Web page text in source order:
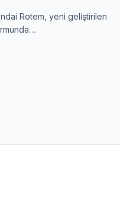
Rotem, yeni geliştirilen